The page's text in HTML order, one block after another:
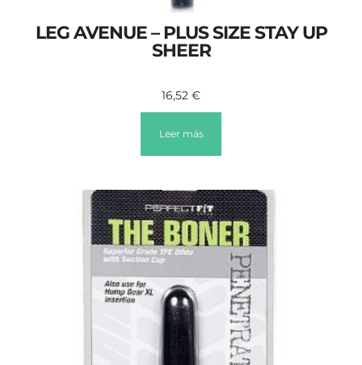
LEG AVENUE – PLUS SIZE STAY UP
SHEER
16,52 €
Leer más